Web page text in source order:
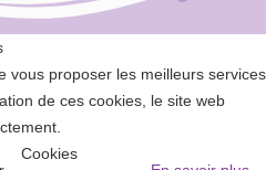
vous proposer les meilleurs services
de ces cookies, le site web
Cookies